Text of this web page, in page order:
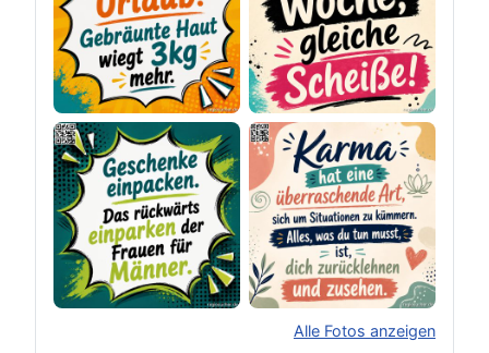
Alle Fotos anzeigen